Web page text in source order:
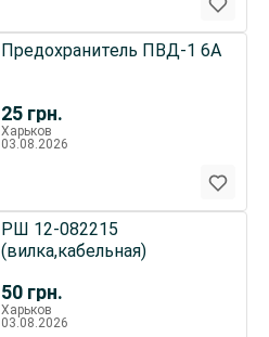
25 грн.
Предохранитель ПВД-1 6А
Харьков
03.08.2026
50 грн.
РШ 12-082215
(вилка,кабельная)
Харьков
03.08.2026